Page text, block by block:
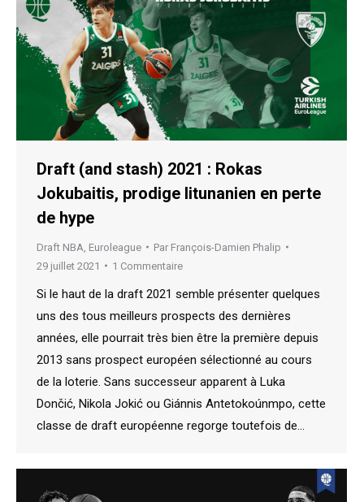
Draft (and stash) 2021 : Rokas
Jokubaitis, prodige litunanien en perte
de hype
Draft NBA Euroleague Par François-Damien Phalip
29 juillet 2021
1 Commentaire
Si le haut de la draft 2021 semble présenter quelques
uns des tous meilleurs prospects des dernières
années, elle pourrait très bien être la première depuis
2013 sans prospect européen sélectionné au cours
de la loterie. Sans successeur apparent à Luka
Dončić, Nikola Jokić ou Giánnis Antetokoúnmpo, cette
classe de draft européenne regorge toutefois de…